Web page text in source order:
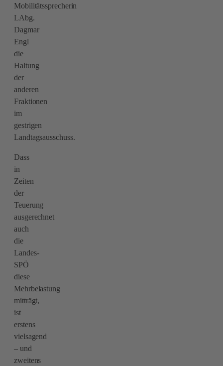
Mobilitätssprecherin
LAbg.
Dagmar
Engl
die
Haltung
der
anderen
Fraktionen
im
gestrigen
Landtagsausschuss.
Dass
in
Zeiten
der
Teuerung
ausgerechnet
auch
die
Landes-
SPÖ
diese
Mehrbelastung
mitträgt,
ist
erstens
vielsagend
– und
zweitens